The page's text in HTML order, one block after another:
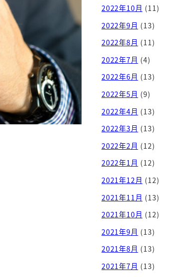
2022年10月 (11)
2022年9月 (13)
2022年8月 (11)
2022年7月 (4)
2022年6月 (13)
2022年5月 (9)
2022年4月 (13)
2022年3月 (13)
2022年2月 (12)
2022年1月 (12)
2021年12月 (12)
2021年11月 (13)
2021年10月 (12)
2021年9月 (13)
2021年8月 (13)
2021年7月 (13)